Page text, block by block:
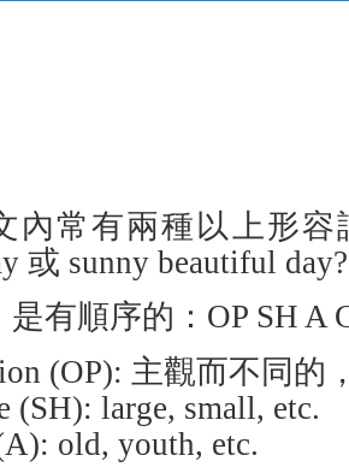
內常有兩種以上形容
或 sunny beautiful day?
有順序的：OP SH A
(OP): 主觀而不同的
(SH): large, small, etc.
old, youth, etc.